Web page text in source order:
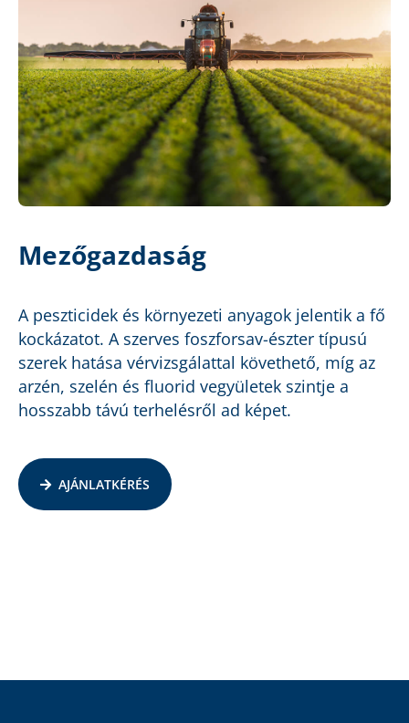
Mezőgazdaság
A peszticidek és környezeti anyagok jelentik a fő
kockázatot. A szerves foszforsav-észter típusú
szerek hatása vérvizsgálattal követhető, míg az
arzén, szelén és fluorid vegyületek szintje a
hosszabb távú terhelésről ad képet.
AJÁNLATKÉRÉS